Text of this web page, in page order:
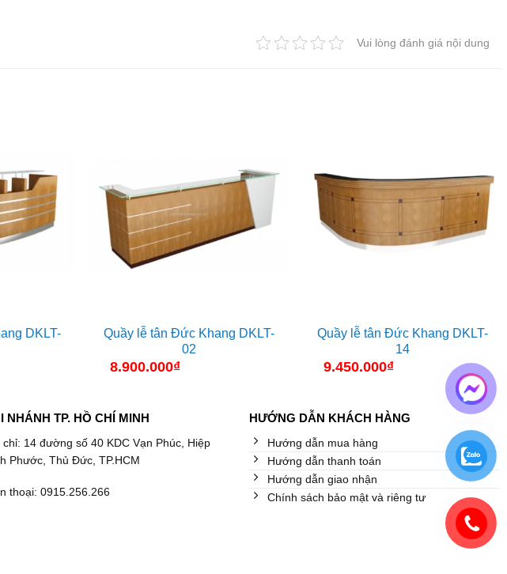
Vui lòng đánh giá nội dung
DKLT-
Quầy lễ tân Đức Khang DKLT-
02
8.900.000₫
Quầy lễ tân Đức Khang DKLT-
14
9.450.000₫
NHÁNH TP. HỒ CHÍ MINH
14 đường số 40 KDC Vạn Phúc, Hiệp
Phước, Thủ Đức, TP.HCM
thoại: 0915.256.266
HƯỚNG DẪN KHÁCH HÀNG
Hướng dẫn mua hàng
Hướng dẫn thanh toán
Hướng dẫn giao nhận
Chính sách bảo mật và riêng tư